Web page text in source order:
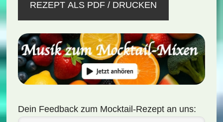
REZEPT ALS PDF / DRUCKEN
Dein Feedback zum Mocktail-Rezept an uns: